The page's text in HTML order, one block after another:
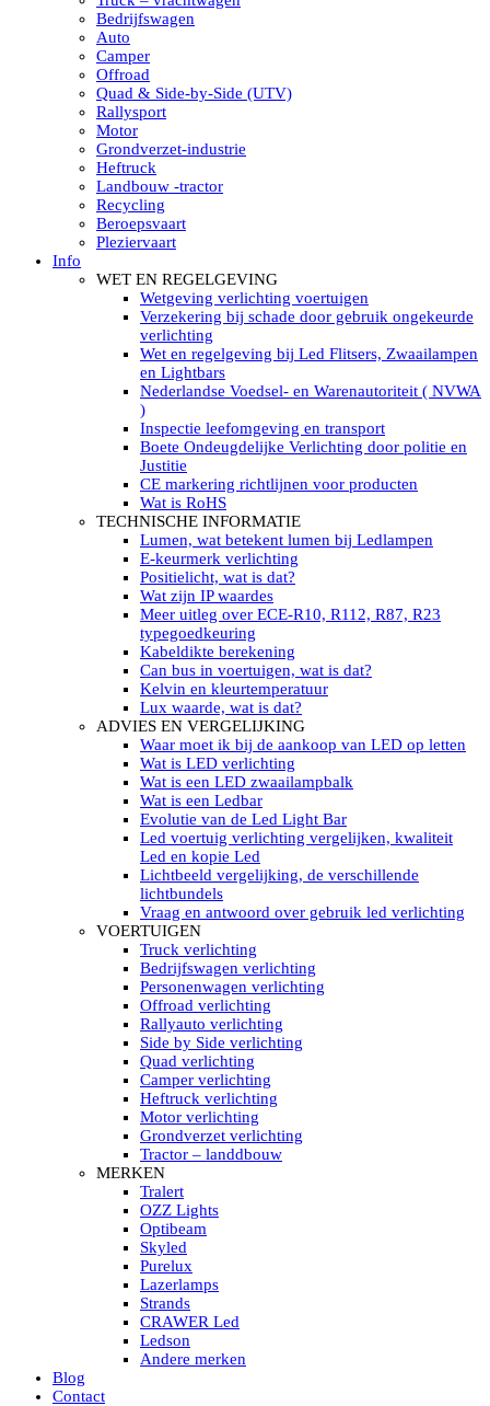
Model werklamp
Led werklamp vierkant
Led werklamp ovaal
Led werklamp kleur wit
Combinatie LED werklampen
Led achteruitrijverlichting
Led onderbouw achteruitrijlamp
Led werklamp industrieel
Led veiligheidsverlichting
Led werklamp tractor
Led werklamp ADR
Led werklamp drukwaterdicht IP69K
Led werklampen assortiment Tralert
Led breedstralers Lazer
Led werklampen in Subcategorieën
LED WERKVERLICHTING
LED’s work werklamp met accu
LED’s work werklamp portable 220V
LED’s work werklamp Hybride
Led lichtslang 220 Volt
LED’s work werklamp met statief 220V
LED’s light PRO schijnwerpers 220V
LED High Bay verlichting 220V
Subcategorieën Led werkverlichting
LED SIGNALISATIE
Led Flitsers
Werkverlichting met Led flitsers
Led zwaailampbalk
Led Multi zwaailampbalk
Led flitsbalk compact
Traffic Advisors
Led zwaailicht
Accessoires signalering
Led signalisatie in Subcategorieën
LED KOPLAMPEN GEKEURD
Led koplampen inbouw
Led koplampen opbouw
Led koplampen tractoren
Subcategorieën Led koplampen
LED ZOEKLICHT
Electrische Led zoeklamp Allremote
Electrisch Led zoeklicht Golight
Marinco Roestvrijstaal Led zoeklicht
Elektrisch Led zoeklicht diverse
Led zoeklamp accessoires ALLremote
Led zoeklicht 230V
Subcategorieën Led zoeklichten
HELLA MARINE LED
Sea Hawk – Light Bars
Sea Hawk – Light Bars – Edge Light
Sea Hawk – Work Lights
RokLUME Led werklampen
HypaLUME Led werklampen
Subcategorieën Hella Marine Led
LED STRIPS
Led strip flexibel Click & Go
Led strip RGB op rol
Led strip IP68 waterdicht
Led strip kleur wit
Led strips Vantage
Led strip met ingebouwde accu
Subcategorieën Led strips
LED INTERIEUR VERLICHTING
Led verlichting interieur PIR / Touch
LED Armatuur met Strip 220V
Led strips
Subcategorieën Led interieur
PORTABLE ACCU LED LAMP
Led hoofdlamp
Camping led verlichting
Led zaklamp
Accu werklamp
Bedrijfswagen
Auto
Camper
Offroad
Quad & Side-by-Side (UTV)
Rallysport
Motor
Grondverzet-industrie
Heftruck
Landbouw -tractor
Recycling
Beroepsvaart
Pleziervaart
Info
WET EN REGELGEVING
Wetgeving verlichting voertuigen
Verzekering bij schade door gebruik ongekeurde
verlichting
Wet en regelgeving bij Led Flitsers, Zwaailampen
en Lightbars
Nederlandse Voedsel- en Warenautoriteit ( NVWA
)
Inspectie leefomgeving en transport
Boete Ondeugdelijke Verlichting door politie en
Justitie
CE markering richtlijnen voor producten
Wat is RoHS
TECHNISCHE INFORMATIE
Lumen, wat betekent lumen bij Ledlampen
E-keurmerk verlichting
Positielicht, wat is dat?
Wat zijn IP waardes
Meer uitleg over ECE-R10, R112, R87, R23
typegoedkeuring
Kabeldikte berekening
Can bus in voertuigen, wat is dat?
Kelvin en kleurtemperatuur
Lux waarde, wat is dat?
ADVIES EN VERGELIJKING
Waar moet ik bij de aankoop van LED op letten
Wat is LED verlichting
Wat is een LED zwaailampbalk
Wat is een Ledbar
Evolutie van de Led Light Bar
Led voertuig verlichting vergelijken, kwaliteit
Led en kopie Led
Lichtbeeld vergelijking, de verschillende
lichtbundels
Vraag en antwoord over gebruik led verlichting
VOERTUIGEN
Truck verlichting
Bedrijfswagen verlichting
Personenwagen verlichting
Offroad verlichting
Rallyauto verlichting
Side by Side verlichting
Quad verlichting
Camper verlichting
Heftruck verlichting
Motor verlichting
Grondverzet verlichting
Tractor – landdbouw
MERKEN
Tralert
OZZ Lights
Optibeam
Skyled
Purelux
Lazerlamps
Strands
CRAWER Led
Ledson
Andere merken
Blog
Contact